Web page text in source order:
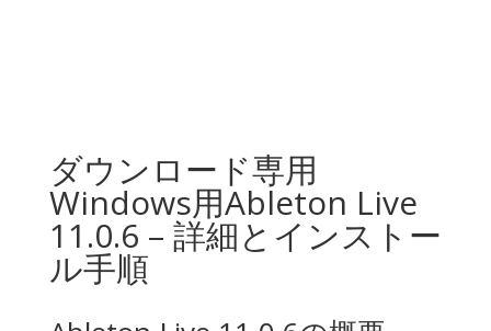
ダウンロード専用
Windows用Ableton Live
11.0.6 – 詳細とインストー
ル手順